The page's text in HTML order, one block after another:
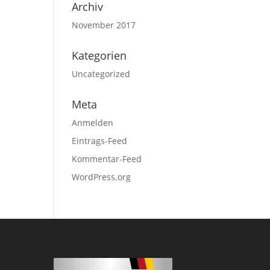
Archiv
November 2017
Kategorien
Uncategorized
Meta
Anmelden
Eintrags-Feed
Kommentar-Feed
WordPress.org